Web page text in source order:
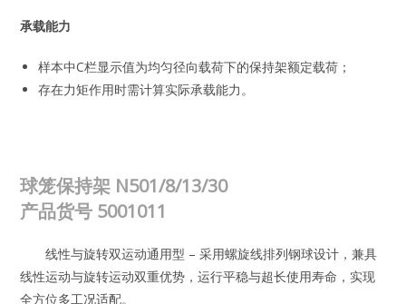
承载能力
样本中C栏显示值为均匀径向载荷下的保持架额定载荷；
存在力矩作用时需计算实际承载能力。
球笼保持架 N501/8/13/30
产品货号 5001011
线性与旋转双运动通用型 – 采用螺旋线排列钢球设计，兼具
线性运动与旋转运动双重优势，运行平稳与超长使用寿命，实现
全方位多工况适配。